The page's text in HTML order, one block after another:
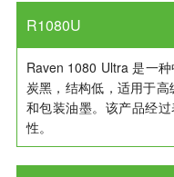
R1080U
Raven 1080 Ultra 是一
炭黑，结构低，适用于
和包装油墨。该产品经
性。